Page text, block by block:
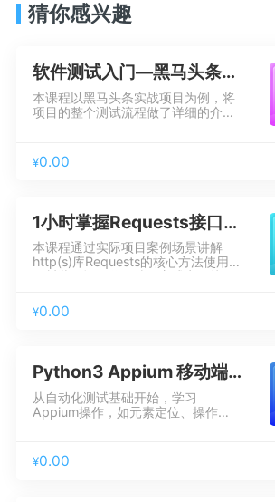
猜你感兴趣
软件测试入门—黑马头条项目实训
本课程以黑马头条实战项目为例，将
项目的整个测试流程做了详细的介
析，以及测试用例的设计编写和执行
操作，通过完成实际的功能业务测
作，学生在掌握了测试基础理论的同
时，还学会了各种常用的测试方法及
管理工具的使用，胜任基础的软件测
试工作轻松有余。
¥0.00
1小时掌握Requests接口测试
本课程通过实际项目案例场景讲解
http(s)库Requests的核心方法使用
及封装，运用代码编写方式实现接口
¥0.00
Python3 Appium 移动端自动化测试与框架开发
从自动化测试基础开始，学习
Appium操作，如元素定位、操作、
告等相关知识，基于关键字驱动、
Pytest和jenkins持续集成完成App测
¥0.00